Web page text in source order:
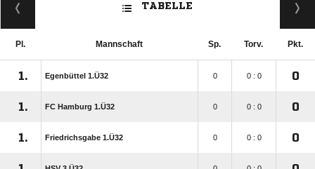
TABELLE
Pl. Mannschaft Sp. Torv. Pkt.
1. Egenbüttel 1.Ü32 0 0 : 0 0
1. FC Hamburg 1.Ü32 0 0 : 0 0
1. Friedrichsgabe 1.Ü32 0 0 : 0 0